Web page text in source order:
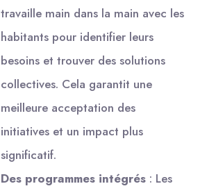
travaille main dans la main avec les
habitants pour identifier leurs
besoins et trouver des solutions
collectives. Cela garantit une
meilleure acceptation des
initiatives et un impact plus
significatif.
Des programmes intégrés : Les